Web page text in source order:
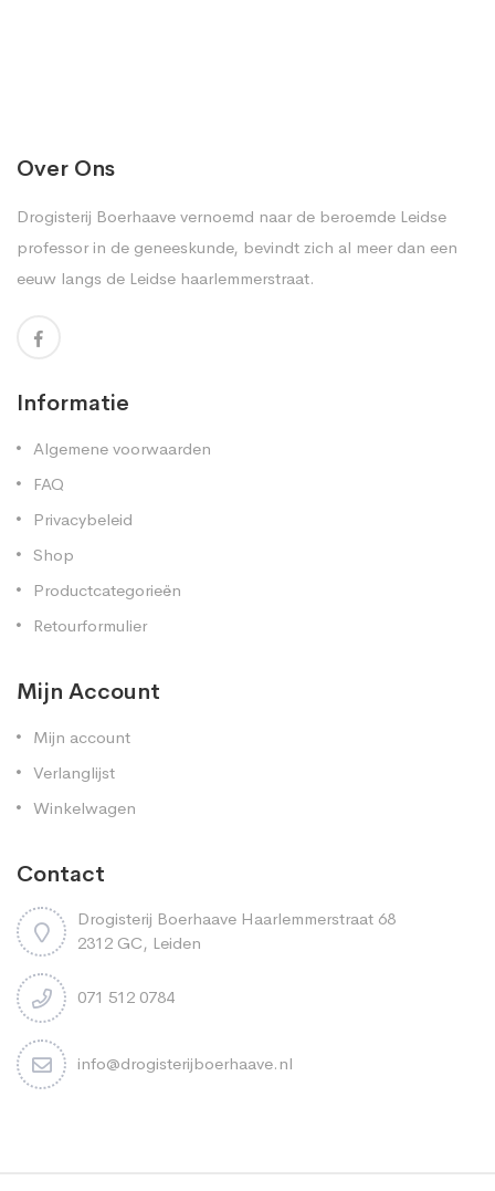
Over Ons
Drogisterij Boerhaave vernoemd naar de beroemde Leidse
professor in de geneeskunde, bevindt zich al meer dan een
eeuw langs de Leidse haarlemmerstraat.
Informatie
Algemene voorwaarden
FAQ
Privacybeleid
Shop
Productcategorieën
Retourformulier
Mijn Account
Mijn account
Verlanglijst
Winkelwagen
Contact
Drogisterij Boerhaave Haarlemmerstraat 68
2312 GC, Leiden
071 512 0784
info@drogisterijboerhaave.nl